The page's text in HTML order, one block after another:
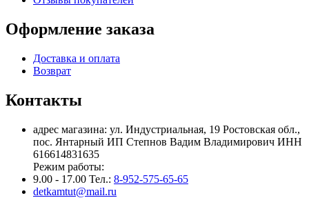
Оформление заказа
Доставка и оплата
Возврат
Контакты
адрес магазина: ул. Индустриальная, 19 Ростовская обл.,
пос. Янтарный ИП Степнов Вадим Владимирович ИНН
616614831635
Режим работы:
9.00 - 17.00 Тел.: 8-952-575-65-65
detkamtut@mail.ru